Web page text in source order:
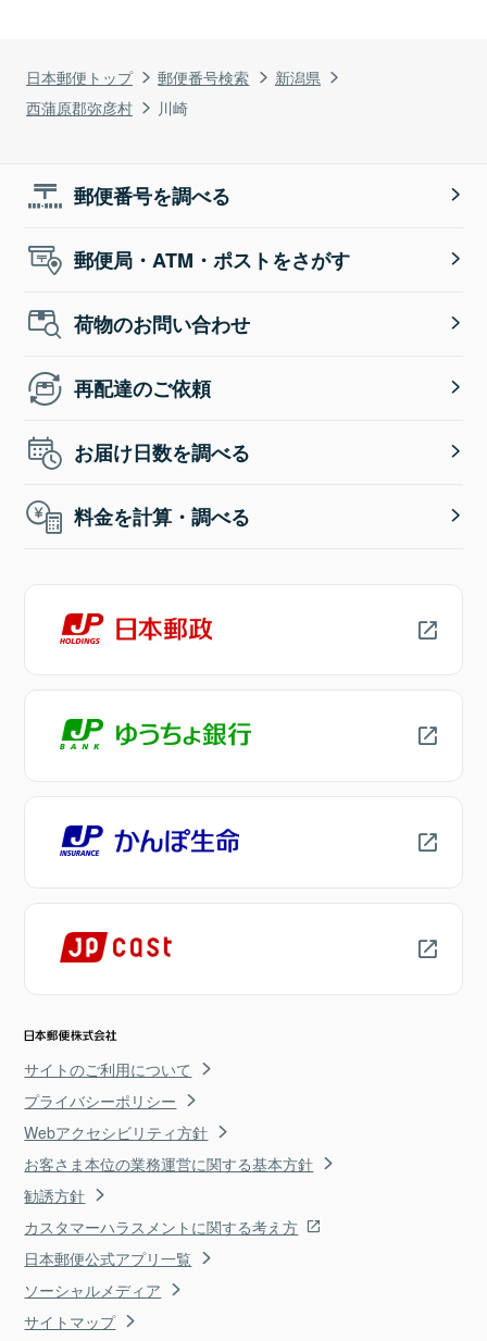
日本郵便トップ 郵便番号検索
新潟県
西蒲原郡弥彦村
川崎
郵便番号を調べる
郵便局・ATM・ポストをさがす
荷物のお問い合わせ
再配達のご依頼
お届け日数を調べる
料金を計算・調べる
サイトのご利用について
プライバシーポリシー
Webアクセシビリティ方針
お客さま本位の業務運営に関する基本方針
勧誘方針
カスタマーハラスメントに関する考え方
日本郵便公式アプリ一覧
ソーシャルメディア
サイトマップ